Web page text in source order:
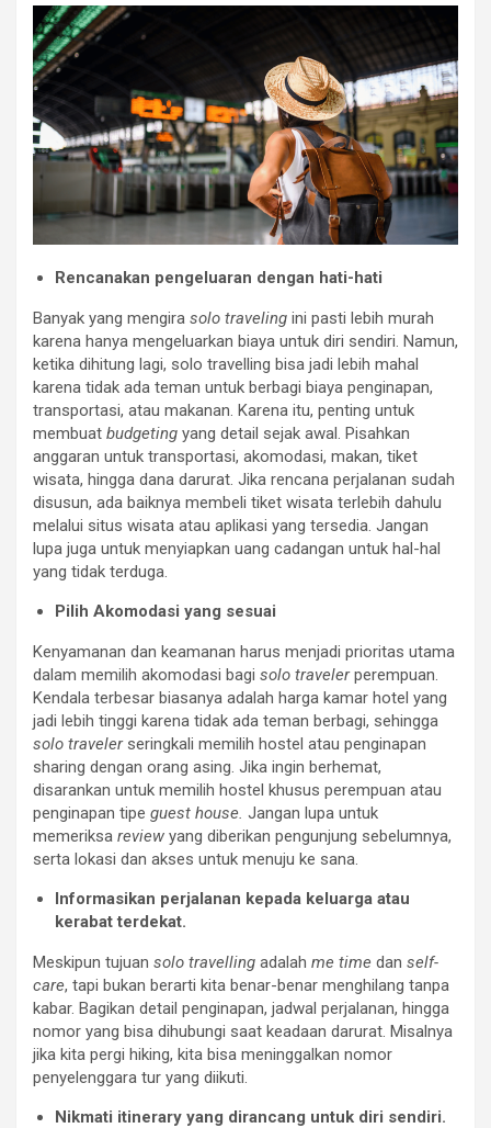
Rencanakan pengeluaran dengan hati-hati
Banyak yang mengira solo traveling ini pasti lebih murah
karena hanya mengeluarkan biaya untuk diri sendiri. Namun,
ketika dihitung lagi, solo travelling bisa jadi lebih mahal
karena tidak ada teman untuk berbagi biaya penginapan,
transportasi, atau makanan. Karena itu, penting untuk
membuat budgeting yang detail sejak awal. Pisahkan
anggaran untuk transportasi, akomodasi, makan, tiket
wisata, hingga dana darurat. Jika rencana perjalanan sudah
disusun, ada baiknya membeli tiket wisata terlebih dahulu
melalui situs wisata atau aplikasi yang tersedia. Jangan
lupa juga untuk menyiapkan uang cadangan untuk hal-hal
yang tidak terduga.
Pilih Akomodasi yang sesuai
Kenyamanan dan keamanan harus menjadi prioritas utama
dalam memilih akomodasi bagi solo travelerperempuan.
Kendala terbesar biasanya adalah harga kamar hotel yang
jadi lebih tinggi karena tidak ada teman berbagi, sehingga
solo travelerseringkali memilih hostel atau penginapan
sharing dengan orang asing. Jika ingin berhemat,
disarankan untuk memilih hostel khusus perempuan atau
penginapan tipe guest house. Jangan lupa untuk
memeriksa review yang diberikan pengunjung sebelumnya,
serta lokasi dan akses untuk menuju ke sana.
Informasikan perjalanan kepada keluarga atau
kerabat terdekat.
Meskipun tujuan solo travelling adalah me time dan self-
care, tapi bukan berarti kita benar-benar menghilang tanpa
kabar. Bagikan detail penginapan, jadwal perjalanan, hingga
nomor yang bisa dihubungi saat keadaan darurat. Misalnya
jika kita pergi hiking, kita bisa meninggalkan nomor
penyelenggara tur yang diikuti.
Nikmati itinerary yang dirancang untuk diri sendiri.